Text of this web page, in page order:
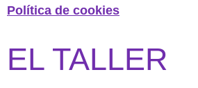
Política de cookies
EL TALLER